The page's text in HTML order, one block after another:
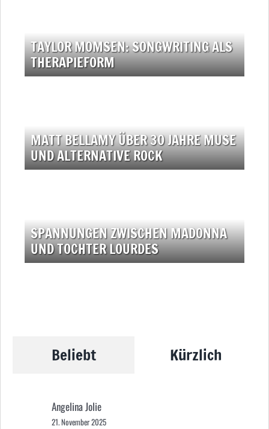
TAYLOR MOMSEN: SONGWRITING ALS
THERAPIEFORM
MATT BELLAMY ÜBER 30 JAHRE MUSE
UND ALTERNATIVE ROCK
SPANNUNGEN ZWISCHEN MADONNA
UND TOCHTER LOURDES
Beliebt Kürzlich
Angelina Jolie
21. November 2025